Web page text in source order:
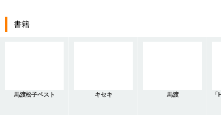
書籍
馬渡松子ベスト キセキ 馬渡